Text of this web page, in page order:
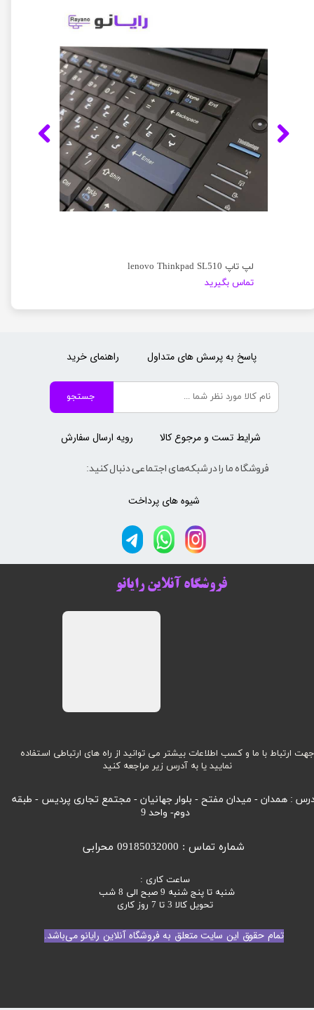
لپ تاپ lenovo Thinkpad SL510
تماس بگیرید
تمام حقوق این سایت متعلق به فروشگاه آنلاین رایانو می‌باشد.
جهت ارتباط با ما و کسب اطلاعات بیشتر می توانید از راه های ارتباطی استفاده
نمایید یا به آدرس زیر مراجعه کنید
: همدان - میدان مفتح - بلوار جهانیان - مجتمع تجاری پردیس - طبقه
دوم- واحد 9
ساعت کاری :
شنبه تا پنج شنبه 9 صبح الی 8 شب
تحویل کالا 3 تا 7 روز کاری
شماره تماس : 09185032000 محرابی
فروشگاه آنلاین رایانو
جستجو
فروشگاه ما را در شبکه‌های اجتماعی دنبال کنید:
رویه ارسال سفارش
راهنمای خرید
شیوه های پرداخت
پاسخ به پرسش های متداول
شرایط تست و مرجوع کالا